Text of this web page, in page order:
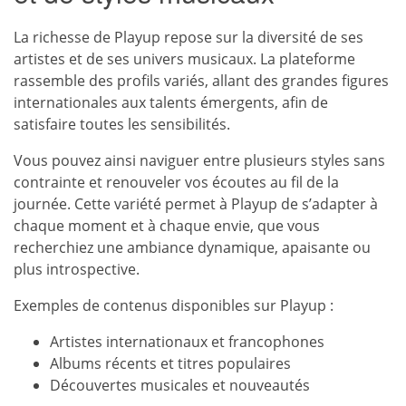
La richesse de Playup repose sur la diversité de ses
artistes et de ses univers musicaux. La plateforme
rassemble des profils variés, allant des grandes figures
internationales aux talents émergents, afin de
satisfaire toutes les sensibilités.
Vous pouvez ainsi naviguer entre plusieurs styles sans
contrainte et renouveler vos écoutes au fil de la
journée. Cette variété permet à Playup de s’adapter à
chaque moment et à chaque envie, que vous
recherchiez une ambiance dynamique, apaisante ou
plus introspective.
Exemples de contenus disponibles sur Playup :
Artistes internationaux et francophones
Albums récents et titres populaires
Découvertes musicales et nouveautés